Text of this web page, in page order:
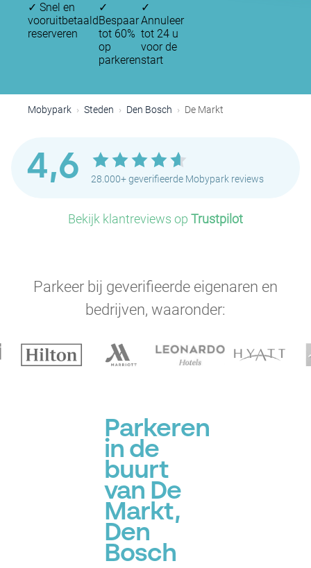
✓ Snel en
vooruitbetaald
reserveren
✓
Bespaar
tot 60%
op
parkeren
✓
Annuleer
tot 24 u
voor de
start
Mobypark Steden Den Bosch De Markt
4,6 28.000+ geverifieerde Mobypark reviews
Bekijk klantreviews op Trustpilot
Parkeer bij geverifieerde eigenaren en
bedrijven, waaronder:
Parkeren
in de
buurt
van De
Markt,
Den
Bosch